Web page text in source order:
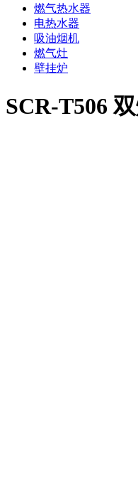
燃气热水器
电热水器
吸油烟机
燃气灶
壁挂炉
SCR-T506